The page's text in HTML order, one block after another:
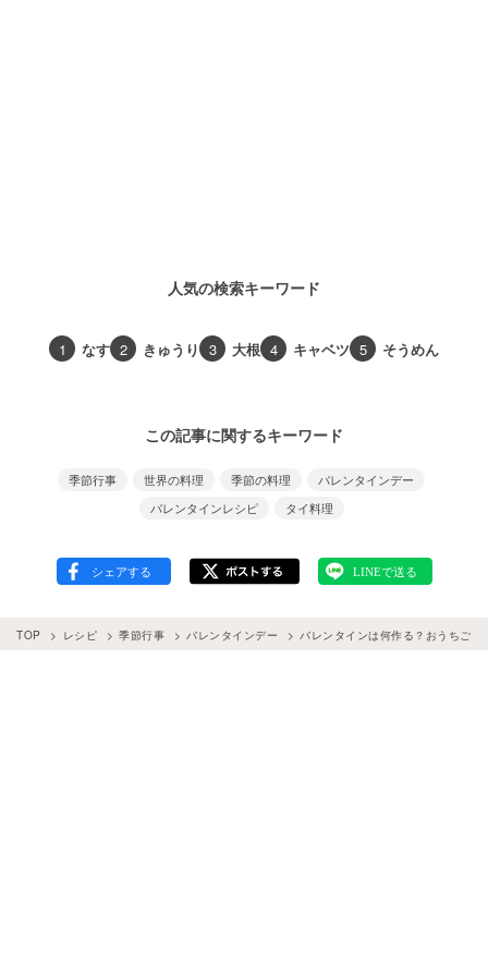
人気の検索キーワード
1 なす 2 きゅうり 3 大根 4 キャベツ 5 そうめん
この記事に関するキーワード
季節行事 世界の料理 季節の料理
バレンタインデー
バレンタインレシピ
タイ料理
TOP レシピ 季節行事 バレンタインデー バレンタインは何作る？おうちご